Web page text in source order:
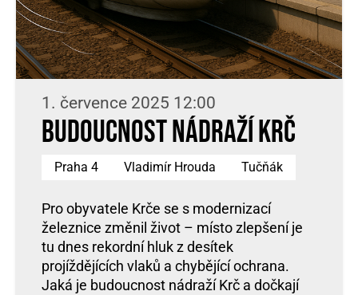
1. července 2025 12:00
Budoucnost nádraží Krč
Praha 4 Vladimír Hrouda Tučňák
Pro obyvatele Krče se s modernizací
železnice změnil život – místo zlepšení je
tu dnes rekordní hluk z desítek
projíždějících vlaků a chybějící ochrana.
Jaká je budoucnost nádraží Krč a dočkají